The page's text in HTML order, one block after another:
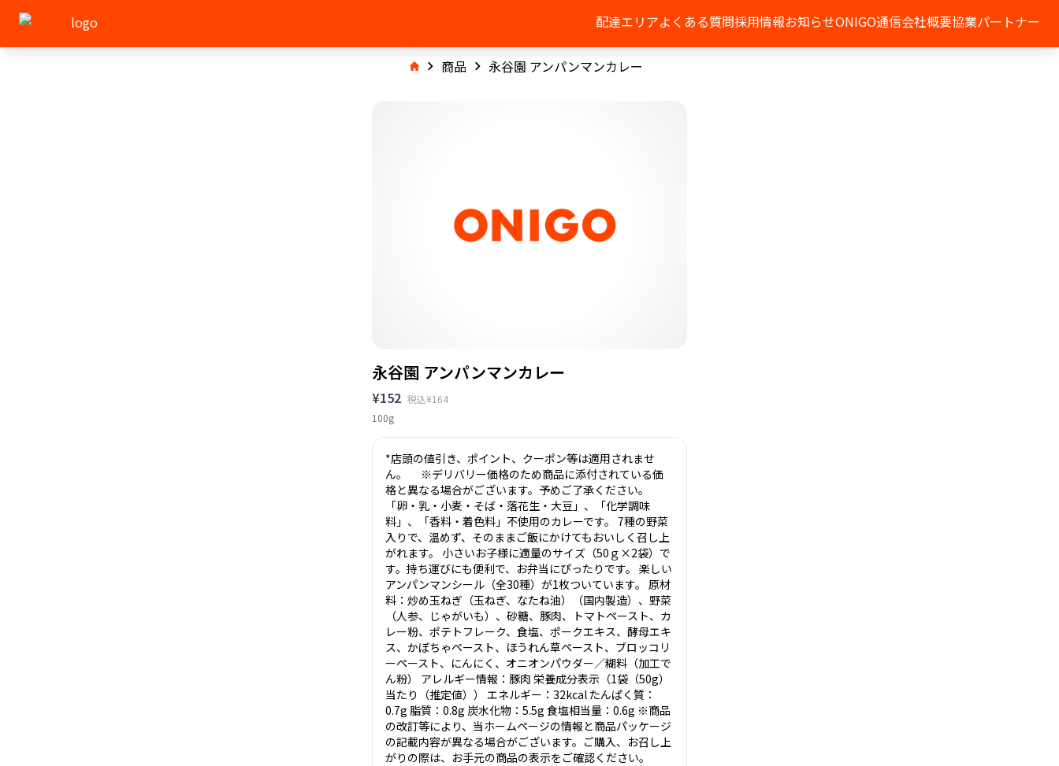
配達エリアよくある質問採用情報お知らせONIGO通信会社概要協業パートナー
商品 永谷園 アンパンマンカレー
永谷園 アンパンマンカレー
¥152 税込¥164
100g
*店頭の値引き、ポイント、クーポン等は適用されませ
ん。 ※デリバリー価格のため商品に添付されている価
格と異なる場合がございます。予めご了承ください。
「卵・乳・小麦・そば・落花生・大豆」、「化学調味
料」、「香料・着色料」不使用のカレーです。 7種の野菜
入りで、温めず、そのままご飯にかけてもおいしく召し上
がれます。 小さいお子様に適量のサイズ（50ｇ×2袋）で
す。持ち運びにも便利で、お弁当にぴったりです。 楽しい
アンパンマンシール（全30種）が1枚ついています。 原材
料：炒め玉ねぎ（玉ねぎ、なたね油）（国内製造）、野菜
（人参、じゃがいも）、砂糖、豚肉、トマトペースト、カ
レー粉、ポテトフレーク、食塩、ポークエキス、酵母エキ
ス、かぼちゃペースト、ほうれん草ペースト、ブロッコリ
ーペースト、にんにく、オニオンパウダー／糊料（加工で
ん粉） アレルギー情報：豚肉 栄養成分表示（1袋（50g）
当たり（推定値）） エネルギー：32kcal たんぱく質：
0.7g 脂質：0.8g 炭水化物：5.5g 食塩相当量：0.6g ※商品
の改訂等により、当ホームページの情報と商品パッケージ
の記載内容が異なる場合がございます。ご購入、お召し上
がりの際は、お手元の商品の表示をご確認ください。